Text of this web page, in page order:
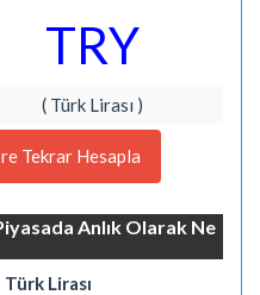
TRY
( Türk Lirası )
Tekrar Hesapla
Anlık Olarak Ne
Lirası